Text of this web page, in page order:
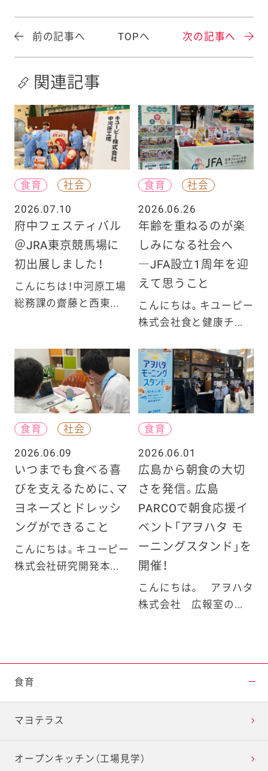
前の記事へ TOPへ 次の記事へ
関連記事
食育
社会
2026.07.10
府中フェスティバル
＠JRA東京競馬場に
初出展しました！
こんにちは！中河原工場
総務課の齋藤と西東...
食育
社会
2026.06.26
年齢を重ねるのが楽
しみになる社会へ
―JFA設立1周年を迎
えて思うこと
こんにちは。キユーピー
株式会社食と健康チ...
食育
社会
2026.06.09
いつまでも食べる喜
びを支えるために、マ
ヨネーズとドレッシ
ングができること
こんにちは。キユーピー
株式会社研究開発本...
食育
2026.06.01
広島から朝食の大切
さを発信。広島
PARCOで朝食応援イ
ベント「アヲハタ モ
ーニングスタンド」を
開催！
こんにちは。 アヲハタ
株式会社 広報室の...
食育
マヨテラス
オープンキッチン（工場見学）